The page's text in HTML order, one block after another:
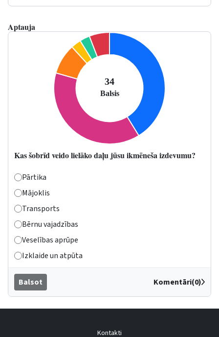
Aptauja
Kas šobrīd veido lielāko daļu jūsu ikmēneša izdevumu?
Pārtika
Mājoklis
Transports
Bērnu vajadzības
Veselības aprūpe
Izklaide un atpūta
Balsot Komentāri(0)
Kontakti